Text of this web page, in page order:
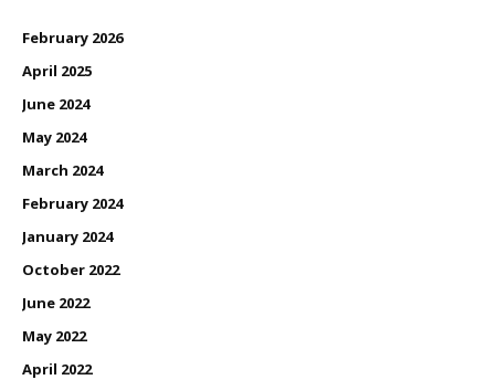
February 2026
April 2025
June 2024
May 2024
March 2024
February 2024
January 2024
October 2022
June 2022
May 2022
April 2022